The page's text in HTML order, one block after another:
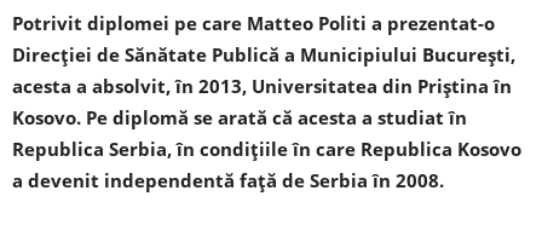
Potrivit diplomei pe care Matteo Politi a prezentat-o
Direcţiei de Sănătate Publică a Municipiului Bucureşti,
acesta a absolvit, în 2013, Universitatea din Priştina în
Kosovo. Pe diplomă se arată că acesta a studiat în
Republica Serbia, în condiţiile în care Republica Kosovo
a devenit independentă faţă de Serbia în 2008.